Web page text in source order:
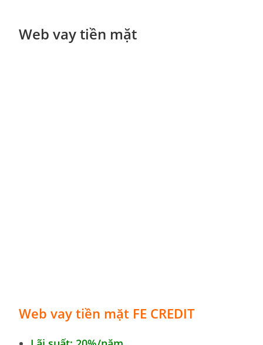
Web vay tiền mặt
Web vay tiền mặt FE CREDIT